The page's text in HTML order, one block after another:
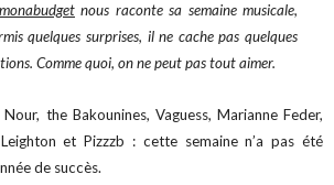
nous raconte sa semaine musicale,
quelques surprises, il ne cache pas quelques
Comme quoi, on ne peut pas tout aimer.
the Bakounines, Vaguess, Marianne Feder,
et Pizzzb : cette semaine n’a pas été
de succès.